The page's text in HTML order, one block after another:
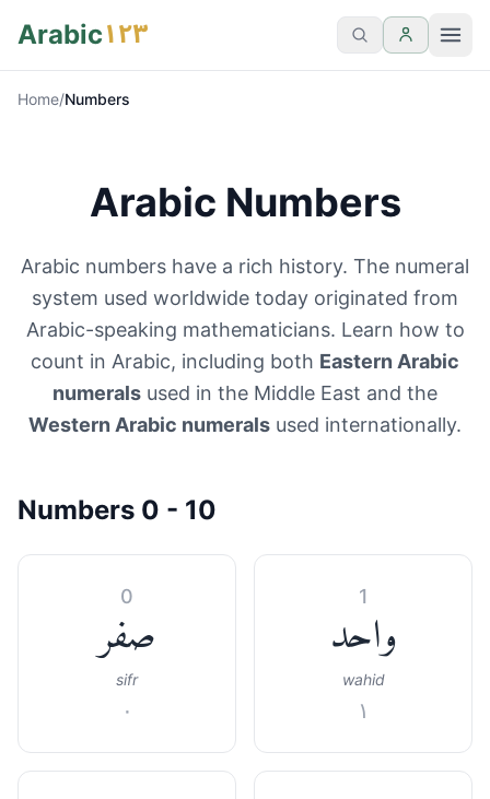
Arabic١٢٣
Home/Numbers
Arabic Numbers
Arabic numbers have a rich history. The numeral
system used worldwide today originated from
Arabic-speaking mathematicians. Learn how to
count in Arabic, including both Eastern Arabic
numerals used in the Middle East and the
Western Arabic numerals used internationally.
Numbers 0 - 10
0
صفر
sifr
٠
1
واحد
wahid
١